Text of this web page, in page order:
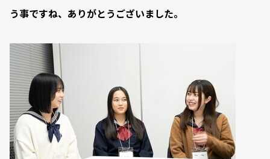
う事ですね、ありがとうございました。